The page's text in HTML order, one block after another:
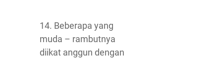
14. Beberapa yang
muda – rambutnya
diikat anggun dengan